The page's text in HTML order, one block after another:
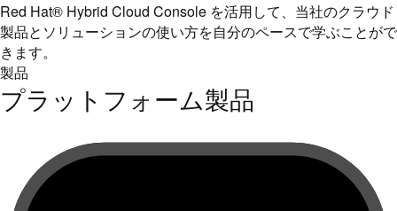
Red Hat® Hybrid Cloud Console を活用して、当社のクラウド
製品とソリューションの使い方を自分のペースで学ぶことがで
きます。
製品
プラットフォーム製品